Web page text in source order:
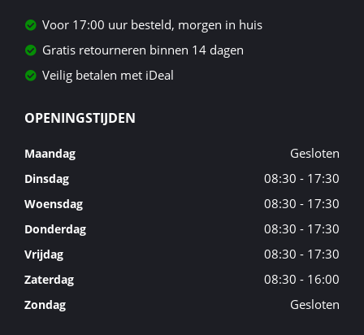
Voor 17:00 uur besteld, morgen in huis
Gratis retourneren binnen 14 dagen
Veilig betalen met iDeal
OPENINGSTIJDEN
Maandag Gesloten
Dinsdag 08:30 - 17:30
Woensdag 08:30 - 17:30
Donderdag 08:30 - 17:30
Vrijdag 08:30 - 17:30
Zaterdag 08:30 - 16:00
Zondag Gesloten